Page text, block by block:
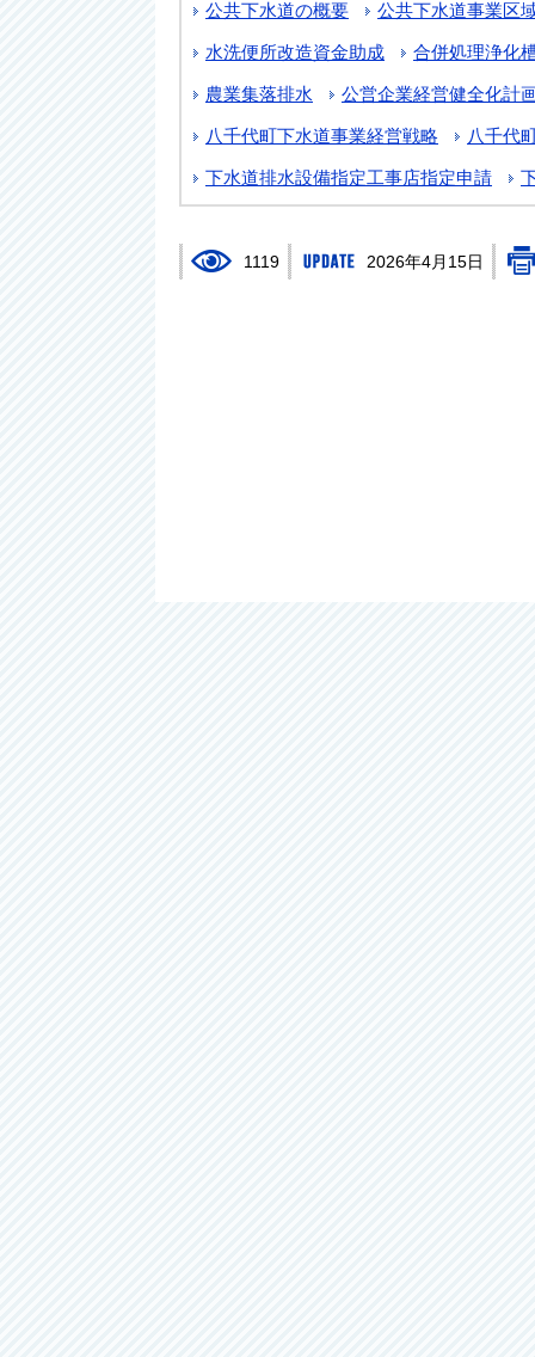
公共下水道の概要 公共下水道事業区
水洗便所改造資金助成 合併処理浄化
農業集落排水 公営企業経営健全化計
八千代町下水道事業経営戦略 八千代
下水道排水設備指定工事店指定申請
1119 2026年4月15日